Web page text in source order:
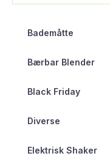
Bademåtte
Bærbar Blender
Black Friday
Diverse
Elektrisk Shaker